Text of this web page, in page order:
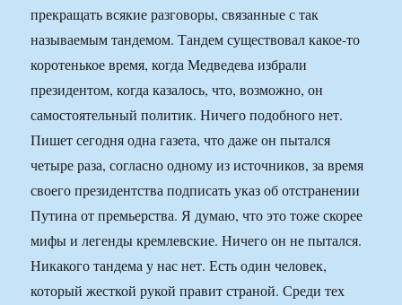
прекращать всякие разговоры, связанные с так
называемым тандемом. Тандем существовал какое-то
коротенькое время, когда Медведева избрали
президентом, когда казалось, что, возможно, он
самостоятельный политик. Ничего подобного нет.
Пишет сегодня одна газета, что даже он пытался
четыре раза, согласно одному из источников, за время
своего президентства подписать указ об отстранении
Путина от премьерства. Я думаю, что это тоже скорее
мифы и легенды кремлевские. Ничего он не пытался.
Никакого тандема у нас нет. Есть один человек,
который жесткой рукой правит страной. Среди тех